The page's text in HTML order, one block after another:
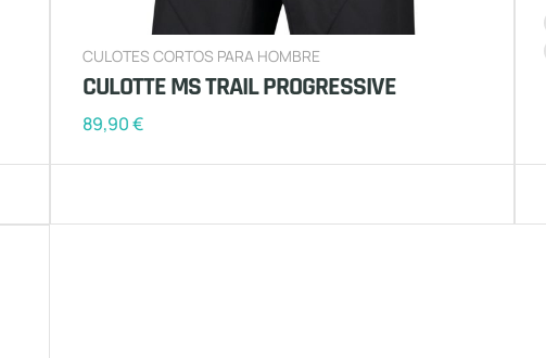
CULOTES CORTOS PARA HOMBRE
CULOTTE MS TRAIL PROGRESSIVE
89,90€